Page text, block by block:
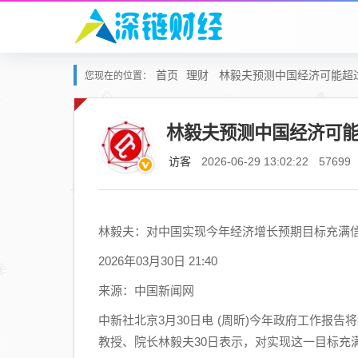
您现在的位置： 首页 理财 林毅夫预测中国经济可能
林毅夫预测中国经济可
访客 2026-06-29 13:02:22 57699
林毅夫：对中国实现今年经济增长预期目标充满
2026年03月30日 21:40
来源：中国新闻网
中新社北京3月30日电 (周昕)今年政府工作报告
教授、院长林毅夫30日表示，对实现这一目标充